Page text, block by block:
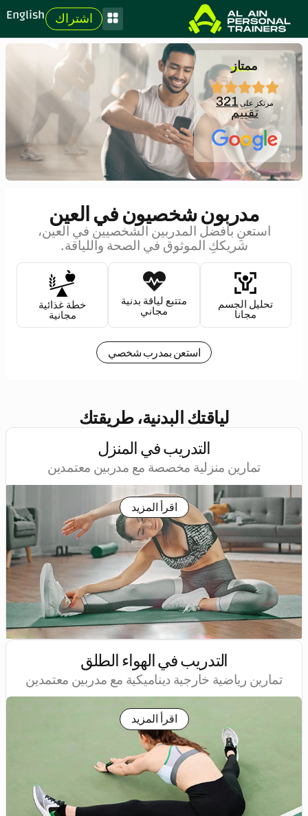
اشتراك English
مدربون شخصيون في العين
استعنِ بأفضل المدربين الشخصيين في العين،
شريككِ الموثوق في الصحة واللياقة.
تحليل الجسم
مجانا
متتبع لياقة بدنية
مجاني خطة غذائية
مجانية
استعن بمدرب شخصي
ممتاز
مرتكز على 321
تقييم
لياقتك البدنية، طريقتك
التدريب في المنزل
تمارين منزلية مخصصة مع مدربين معتمدين
اقرأ المزيد
التدريب في الهواء الطلق
تمارين رياضية خارجية ديناميكية مع مدربين معتمدين
اقرأ المزيد